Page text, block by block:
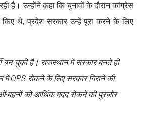
है। उन्होंने कहा कि चुनावों के दौरान कांग्रेस
किए थे, प्रदेश सरकार उन्हें पूरा करने के लिए
बन चुकी है। राजस्थान में सरकार बनते ही
में OPS रोकने के लिए सरकार गिराने की
बहनों को आर्थिक मदद रोकने की पुरजोर